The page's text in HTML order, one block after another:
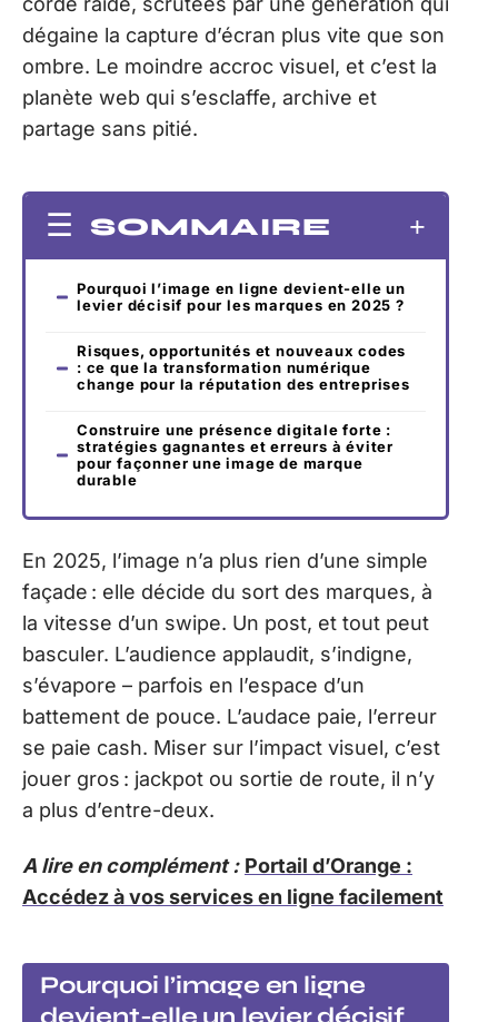
dégaine la capture d’écran plus vite que son
ombre. Le moindre accroc visuel, et c’est la
planète web qui s’esclaffe, archive et
partage sans pitié.
SOMMAIRE
Pourquoi l’image en ligne devient-elle un
levier décisif pour les marques en 2025 ?
Risques, opportunités et nouveaux codes
: ce que la transformation numérique
change pour la réputation des entreprises
Construire une présence digitale forte :
stratégies gagnantes et erreurs à éviter
pour façonner une image de marque
durable
En 2025, l’image n’a plus rien d’une simple
façade : elle décide du sort des marques, à
la vitesse d’un swipe. Un post, et tout peut
basculer. L’audience applaudit, s’indigne,
s’évapore – parfois en l’espace d’un
battement de pouce. L’audace paie, l’erreur
se paie cash. Miser sur l’impact visuel, c’est
jouer gros : jackpot ou sortie de route, il n’y
a plus d’entre-deux.
A lire en complément : Portail d’Orange :
Accédez à vos services en ligne facilement
Pourquoi l’image en ligne